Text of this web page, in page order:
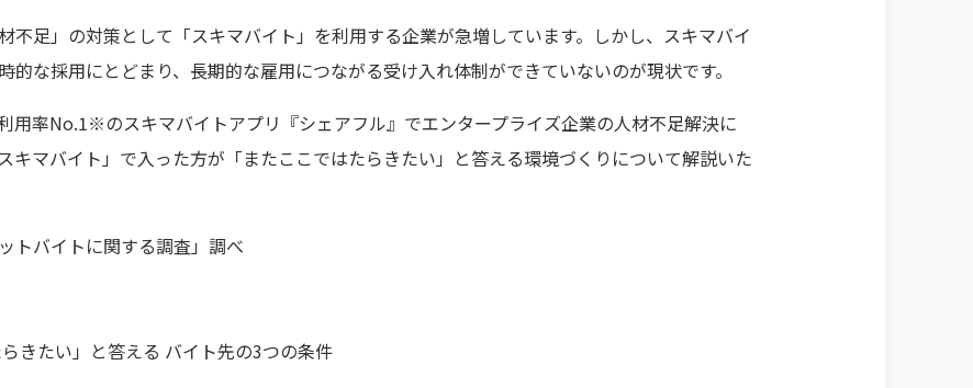
不足」の対策として「スキマバイト」を利用する企業が急増しています。しかし、スキマバイ
的な採用にとどまり、長期的な雇用につながる受け入れ体制ができていないのが現状です。
用率No.1※のスキマバイトアプリ『シェアフル』でエンタープライズ企業の人材不足解決に
キマバイト」で入った方が「またここではたらきたい」と答える環境づくりについて解説いた
トバイトに関する調査」調べ
きたい」と答える バイト先の3つの条件